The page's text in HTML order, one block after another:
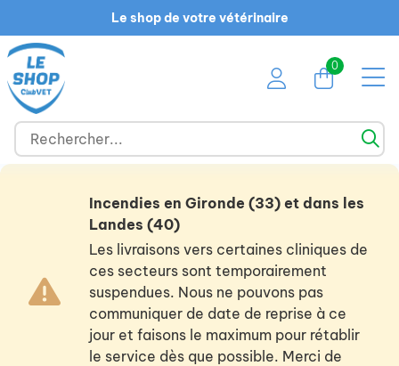
Le shop de votre vétérinaire
0
Incendies en Gironde (33) et dans les
Landes (40)
Les livraisons vers certaines cliniques de
ces secteurs sont temporairement
suspendues. Nous ne pouvons pas
communiquer de date de reprise à ce
jour et faisons le maximum pour rétablir
le service dès que possible. Merci de